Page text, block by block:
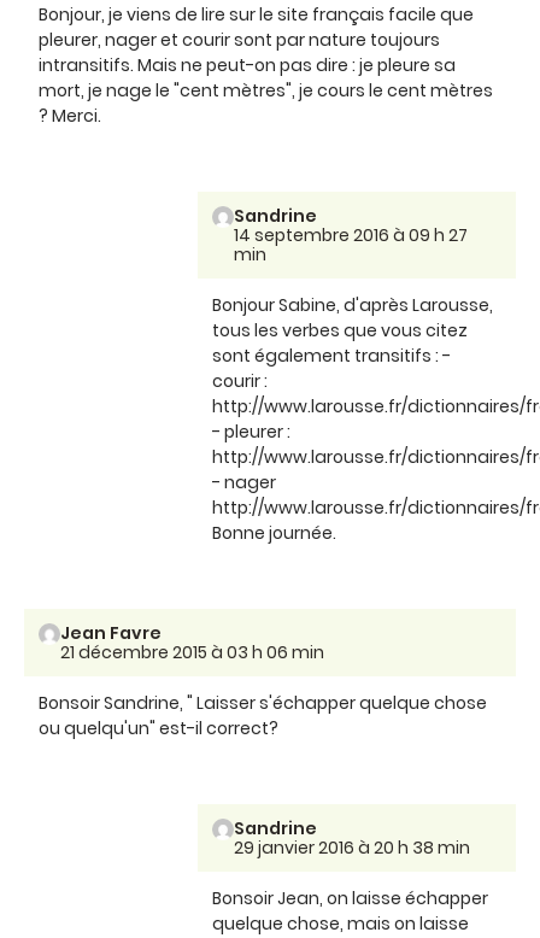
Bonjour, je viens de lire sur le site français facile que
pleurer, nager et courir sont par nature toujours
intransitifs. Mais ne peut-on pas dire : je pleure sa
mort, je nage le "cent mètres", je cours le cent mètres
? Merci.
Sandrine
14 septembre 2016 à 09 h 27
min
Bonjour Sabine, d'après Larousse,
tous les verbes que vous citez
sont également transitifs : -
courir :
http://www.larousse.fr/dictionnaires/
- pleurer :
http://www.larousse.fr/dictionnaires/
- nager
http://www.larousse.fr/dictionnaires/
Bonne journée.
Jean Favre
21 décembre 2015 à 03 h 06 min
Bonsoir Sandrine, " Laisser s'échapper quelque chose
ou quelqu'un" est-il correct?
Sandrine
29 janvier 2016 à 20 h 38 min
Bonsoir Jean, on laisse échapper
quelque chose, mais on laisse